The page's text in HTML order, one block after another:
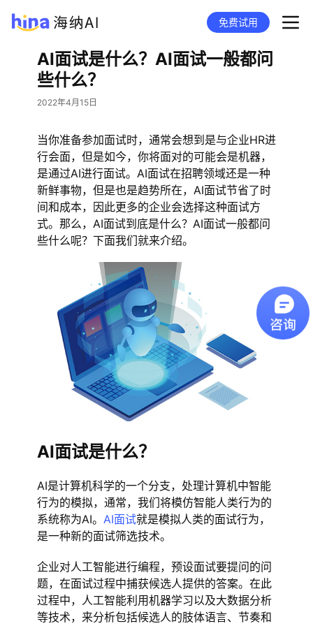
免费试用
AI面试是什么？AI面试一般都问
些什么？
2022年4月15日
当你准备参加面试时，通常会想到是与企业HR进
行会面，但是如今，你将面对的可能会是机器，
是通过AI进行面试。AI面试在招聘领域还是一种
新鲜事物，但是也是趋势所在，AI面试节省了时
间和成本，因此更多的企业会选择这种面试方
式。那么，AI面试到底是什么？AI面试一般都问
些什么呢？下面我们就来介绍。
AI面试是什么？
AI是计算机科学的一个分支，处理计算机中智能
行为的模拟，通常，我们将模仿智能人类行为的
系统称为AI。 AI面试就是模拟人类的面试行为，
是一种新的面试筛选技术。
企业对人工智能进行编程，预设面试要提问的问
题，在面试过程中捕获候选人提供的答案。在此
过程中，人工智能利用机器学习以及大数据分析
等技术，来分析包括候选人的肢体语言、节奏和